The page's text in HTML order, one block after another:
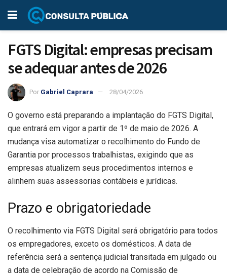
FGTS Digital: empresas precisam
se adequar antes de 2026
Por Gabriel Caprara 28/04/2026
O governo está preparando a implantação do FGTS Digital,
que entrará em vigor a partir de 1º de maio de 2026. A
mudança visa automatizar o recolhimento do Fundo de
Garantia por processos trabalhistas, exigindo que as
empresas atualizem seus procedimentos internos e
alinhem suas assessorias contábeis e jurídicas.
Prazo e obrigatoriedade
O recolhimento via FGTS Digital será obrigatório para todos
os empregadores, exceto os domésticos. A data de
referência será a sentença judicial transitada em julgado ou
a data de celebração de acordo na Comissão de